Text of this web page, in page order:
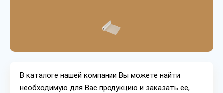
В каталоге нашей компании Вы можете найти
необходимую для Вас продукцию и заказать ее,